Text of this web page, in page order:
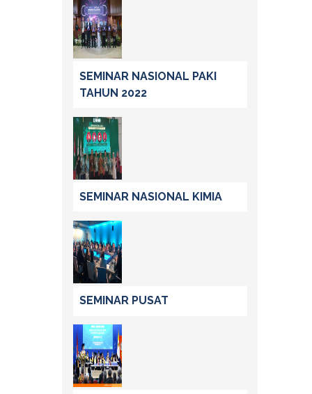
SEMINAR NASIONAL PAKI
TAHUN 2022
SEMINAR NASIONAL KIMIA
SEMINAR PUSAT